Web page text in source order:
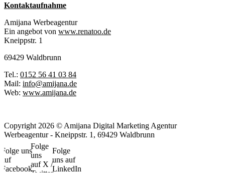
Kontaktaufnahme
Amijana Werbeagentur
Ein angebot von www.renatoo.de
Kneippstr. 1
69429 Waldbrunn
Tel.: 0152 56 41 03 84
Mail: info@amijana.de
Web: www.amijana.de
Copyright 2026 © Amijana Digital Marketing Agentur
Werbeagentur - Kneippstr. 1, 69429 Waldbrunn
Folge uns
auf
Facebook
Folge
uns
auf X /
Twitter
Folge
uns auf
LinkedIn